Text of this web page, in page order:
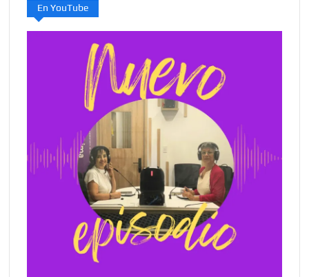
En YouTube